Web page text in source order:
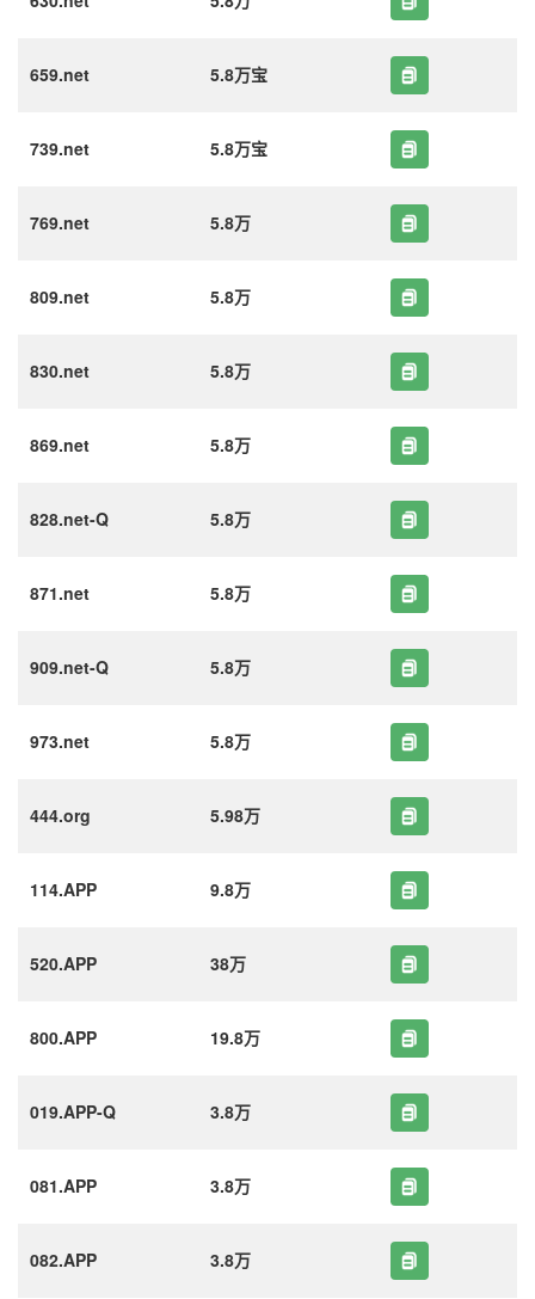
659.net 5.8万宝
739.net 5.8万宝
769.net 5.8万
809.net 5.8万
830.net 5.8万
869.net 5.8万
828.net-Q 5.8万
871.net 5.8万
909.net-Q 5.8万
973.net 5.8万
444.org 5.98万
114.APP 9.8万
520.APP 38万
800.APP 19.8万
019.APP-Q 3.8万
081.APP 3.8万
082.APP 3.8万